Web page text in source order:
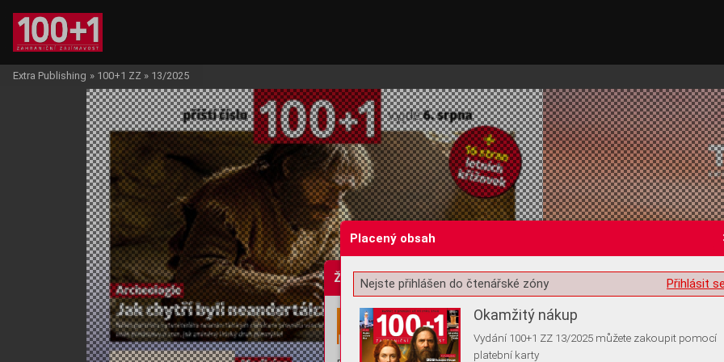
Žádost o souhlas s ukládáním volitelných informací
Extra Publishing » 100+1 ZZ » 13/2025
Placený obsah
Přihlásit
Nejste přihlášen do čtenářské zóny
Okamžitý nákup
Vydání 100+1 ZZ 13/2025 můžete zakoupit pomocí
platební karty